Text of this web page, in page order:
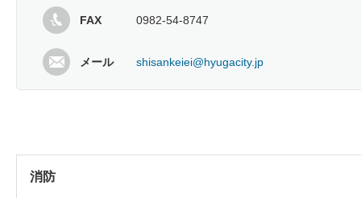
FAX 0982-54-8747
メール shisankeiei@hyugacity.jp
消防